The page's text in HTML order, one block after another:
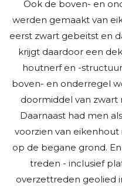
Ook de boven- en
werden gemaakt van
eerst zwart gebeitst en
krijgt daardoor een
houtnerf en -
boven- en onderregel
doormiddel van zwart
Daarnaast had men
voorzien van
op de begane grond.
treden - inclusief
overzettreden geolied